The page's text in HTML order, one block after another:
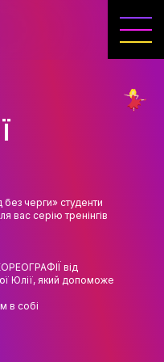
КАФЕДРИ
черги» студенти
вас серію тренінгів
від
Юлії, який допоможе
в собі